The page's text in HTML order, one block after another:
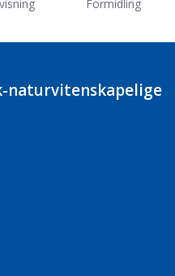
Formidling
naturvitenskapelige